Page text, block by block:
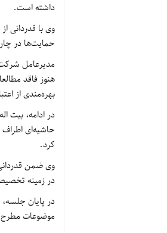
داشته است.
وی با قدردانی
حمایت‌ها در
هنوز فاقد
بهره‌مندی از
حاشیه‌ای اطراف
کرد.
وی ضمن
در زمینه
در پایان
موضوعات